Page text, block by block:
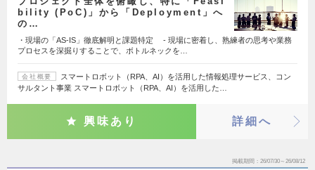
bility (PoC)」から「Deployment」へ
の…
・現場の「AS-IS」徹底解明と課題特定 - 現場に密着し、熟練者の思考や業務
プロセスを深掘りすることで、ボトルネックを…
会社概要
スマートロボット（RPA、AI）を活用した情報処理サービス、コン
サルタント事業 スマートロボット（RPA、AI）を活用した…
興味あり 詳細へ
掲載期間 26/07/30～26/08/12